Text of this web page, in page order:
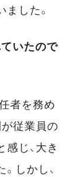
した。
いたので
者を務め
従業員の
じ、大き
しかし、